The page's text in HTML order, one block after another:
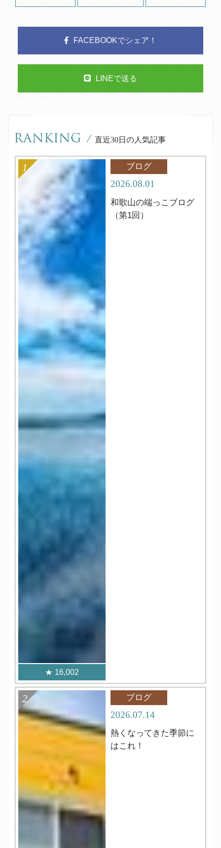
FACEBOOKでシェア！
LINEで送る
RANKING / 直近30日の人気記事
16,002
ブログ
2026.08.01
和歌山の端っこブログ
（第1回）
ブログ
2026.07.14
熱くなってきた季節に
はこれ！